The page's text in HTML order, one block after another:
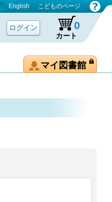
English こどものページ
カート
0
マイ図書館